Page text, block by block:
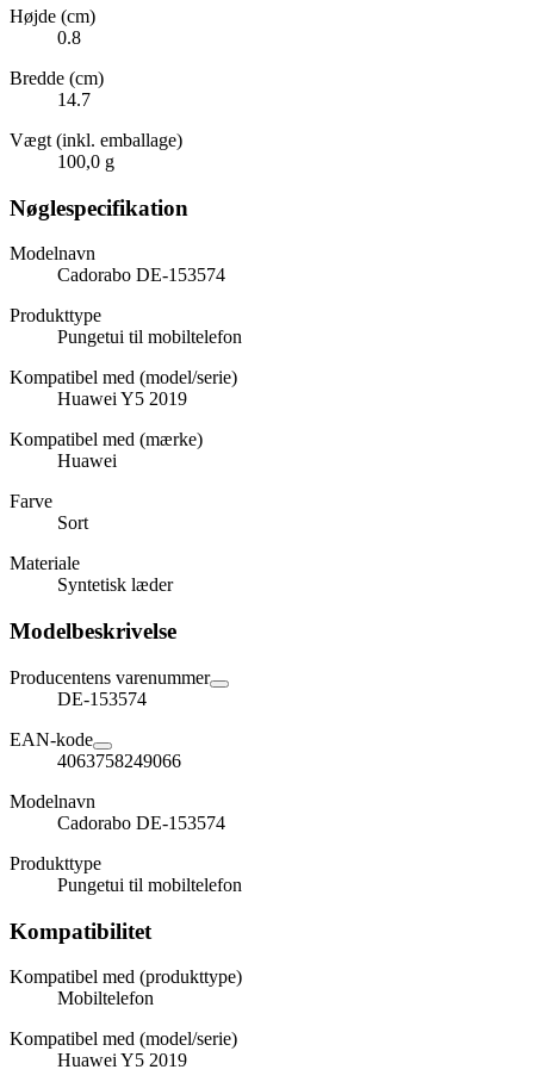
Højde (cm)
0.8
Bredde (cm)
14.7
Vægt (inkl. emballage)
100,0 g
Nøglespecifikation
Modelnavn
Cadorabo DE-153574
Produkttype
Pungetui til mobiltelefon
Kompatibel med (model/serie)
Huawei Y5 2019
Kompatibel med (mærke)
Huawei
Farve
Sort
Materiale
Syntetisk læder
Modelbeskrivelse
Producentens varenummer
DE-153574
EAN-kode
4063758249066
Modelnavn
Cadorabo DE-153574
Produkttype
Pungetui til mobiltelefon
Kompatibilitet
Kompatibel med (produkttype)
Mobiltelefon
Kompatibel med (model/serie)
Huawei Y5 2019